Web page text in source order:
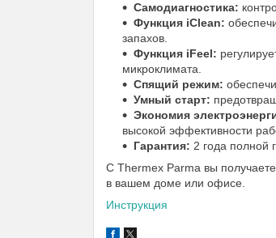
Самодиагностика:
Функция iClean:
запахов.
Функция iFeel:
микроклимата.
Спящий режим:
Умный старт:
Экономия
высокой эффективности
Гарантия: 2 года полной
С Thermex Parma вы
в вашем доме или офисе.
Инструкция